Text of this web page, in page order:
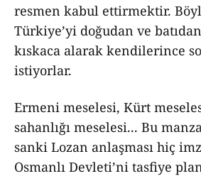
resmen kabul ettirmektir.
Türkiye’yi doğudan ve
kıskaca alarak kendilerince
istiyorlar.
Ermeni meselesi, Kürt
sahanlığı meselesi... Bu
sanki Lozan anlaşması hiç
Osmanlı Devleti’ni tasfiye